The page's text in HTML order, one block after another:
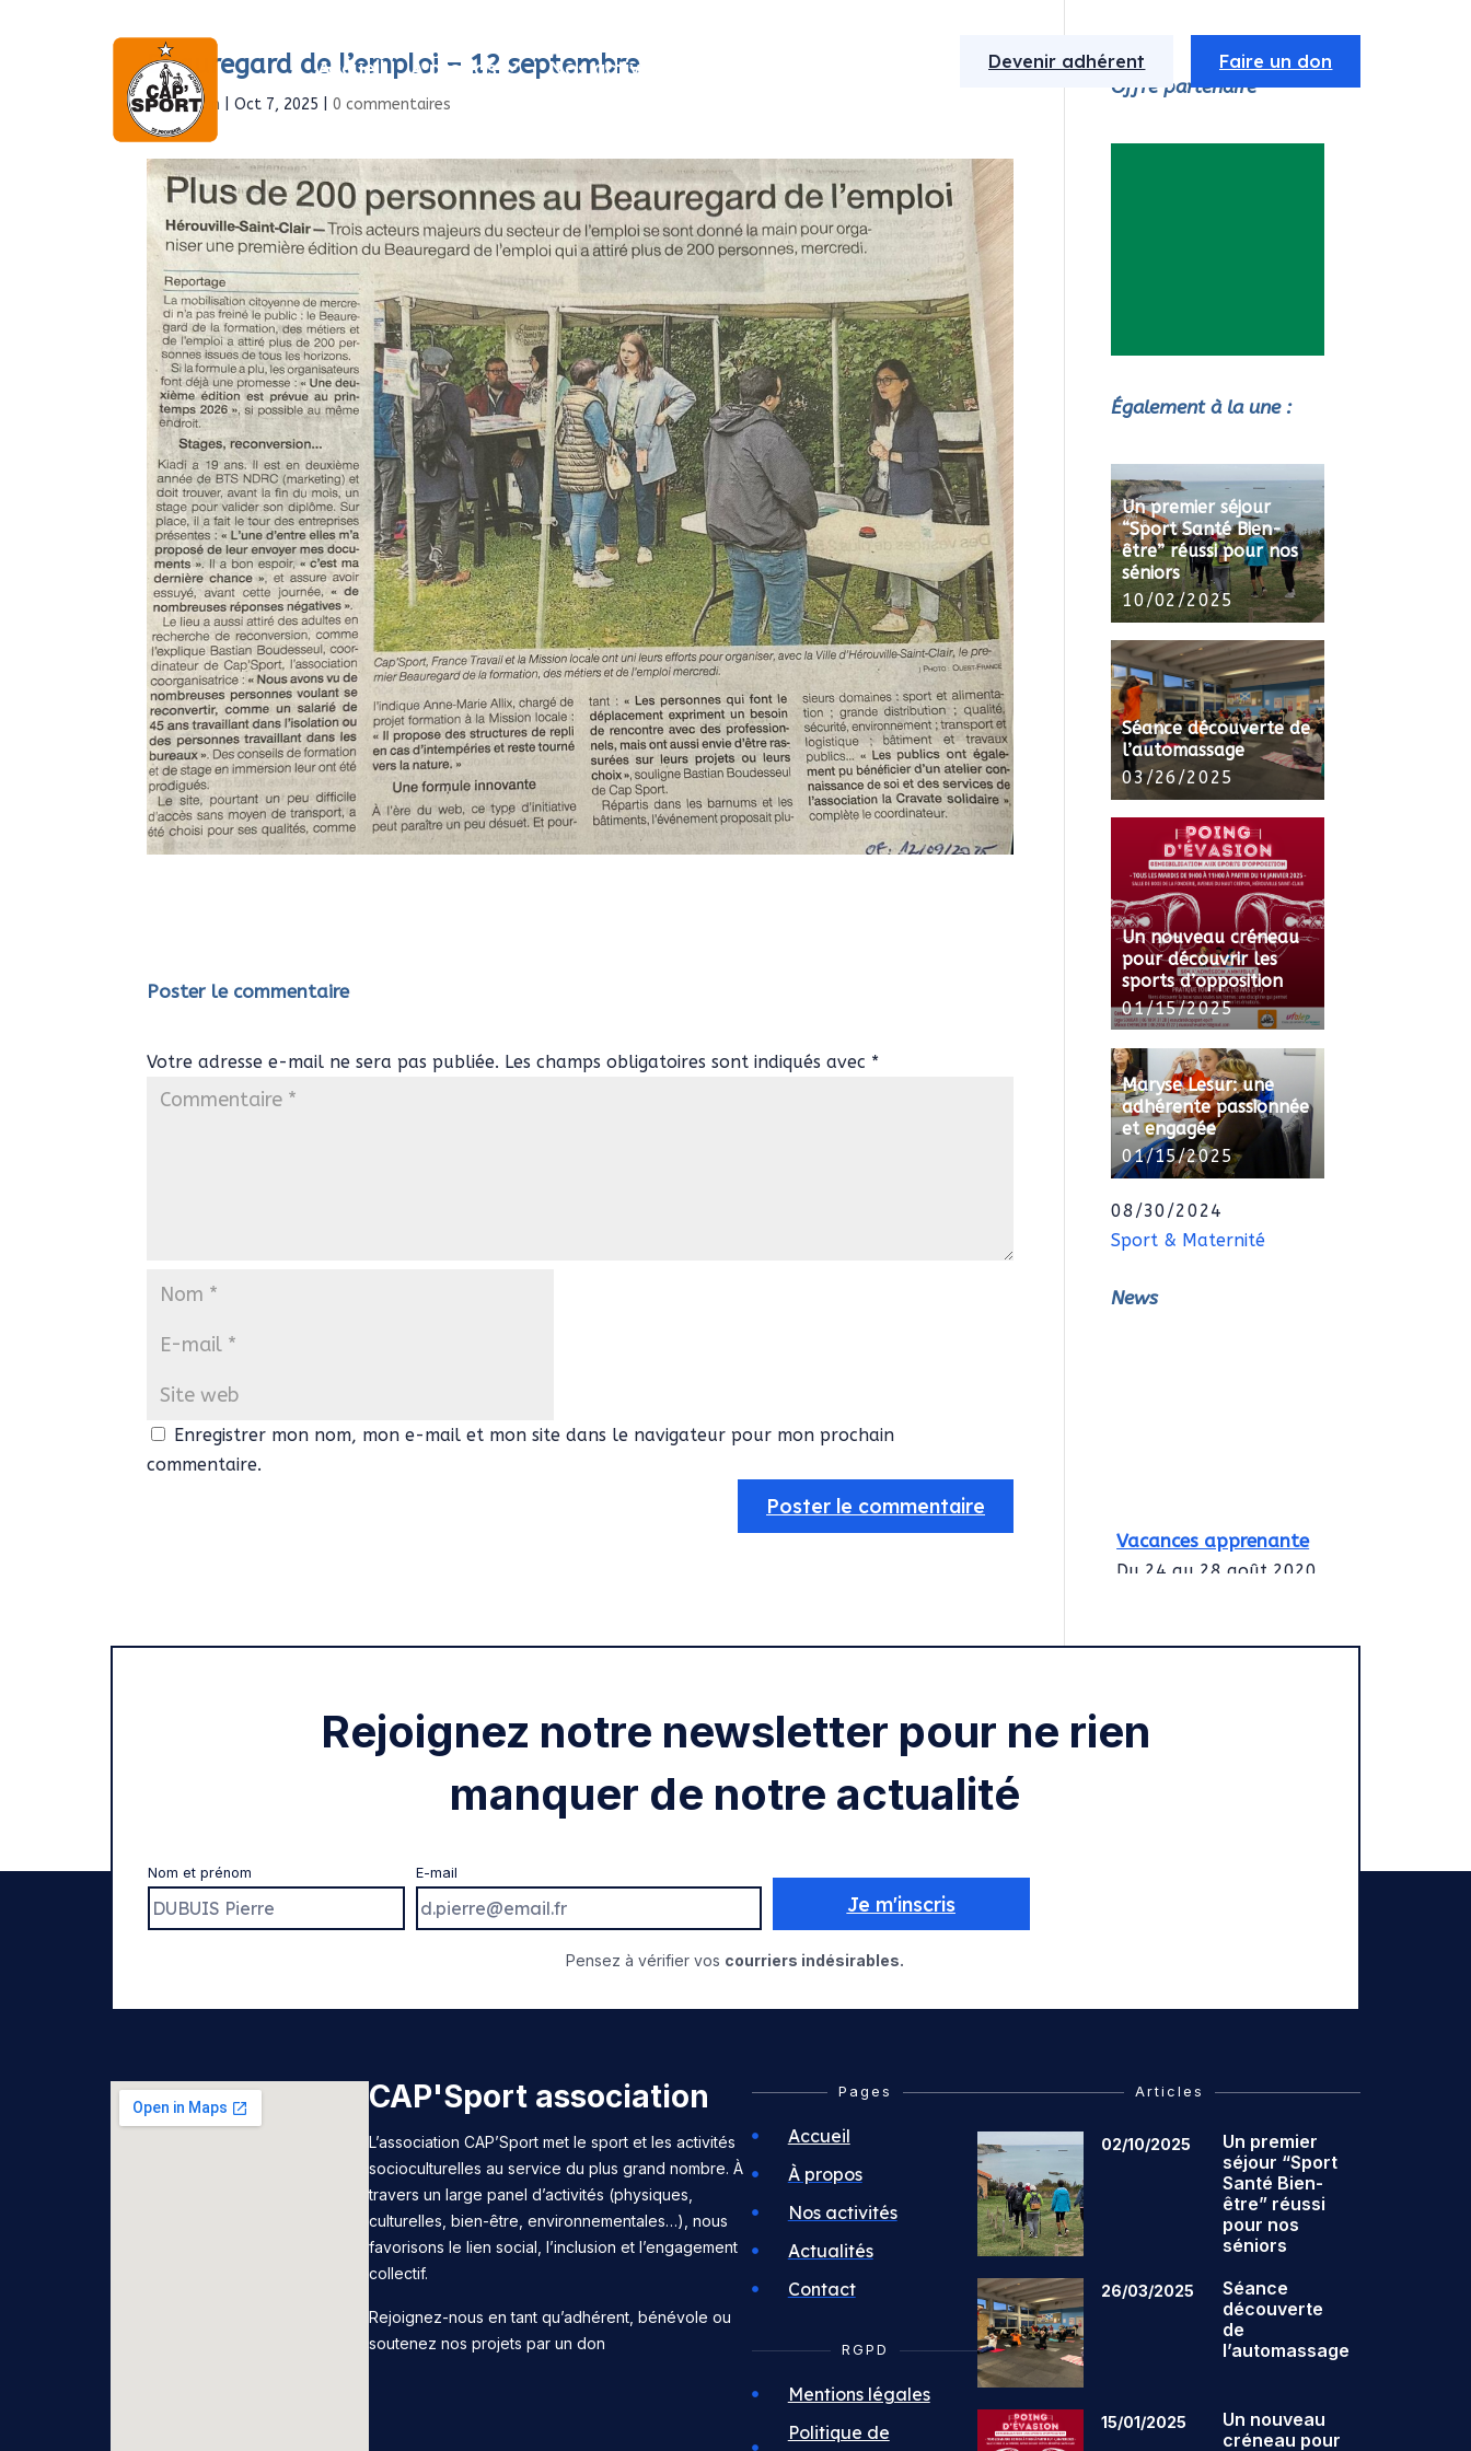
Accueil À propos Nos activités Devenir adhérent Faire un don
Beauregard de l’emploi – 12 septembre
parAdmin |Oct 7, 2025 |0 commentaires
Poster le commentaire
Votre adresse e-mail ne sera pas publiée. Les champs obligatoires sont indiqués avec *
Enregistrer mon nom, mon e-mail et mon site dans le navigateur pour mon prochain
commentaire.
Offre partenaire
Également à la une :
Un premier séjour
“Sport Santé Bien-
être” réussi pour nos
séniors
10/02/2025
Séance découverte de
l’automassage
03/26/2025
Un nouveau créneau
pour découvrir les
sports d’opposition
01/15/2025
Maryse Lesur: une
adhérente passionnée
et engagée
01/15/2025
08/30/2024
Sport & Maternité
News
Vacances apprenante
Du 24 au 28 août 2020
services civiques
Rejoignez notre newsletter pour ne rien
manquer de notre actualité
Nom et prénom E-mail
Je m'inscris
Pensez à vérifier vos courriers indésirables.
CAP'Sport association
L’association CAP’Sport met le sport et les activités
socioculturelles au service du plus grand nombre. À
travers un large panel d’activités (physiques,
culturelles, bien-être, environnementales…), nous
favorisons le lien social, l’inclusion et l’engagement
collectif.
Rejoignez-nous en tant qu’adhérent, bénévole ou
soutenez nos projets par un don
Pages
Accueil
À propos
Nos activités
Actualités
Contact
RGPD
Mentions légales
Politique de
Articles
02/10/2025
Un premier
séjour “Sport
Santé Bien-
être” réussi
pour nos
séniors
26/03/2025
Séance
découverte
de
l’automassage
15/01/2025
Un nouveau
créneau pour